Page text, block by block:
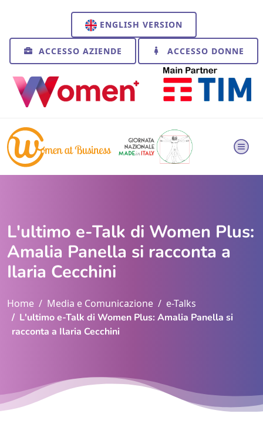
ENGLISH VERSION
ACCESSO AZIENDE ACCESSO DONNE
L'ultimo e-Talk di Women Plus:
Amalia Panella si racconta a
Ilaria Cecchini
Home Media e Comunicazione
e-Talks
L'ultimo e-Talk di Women Plus: Amalia Panella si
racconta a Ilaria Cecchini